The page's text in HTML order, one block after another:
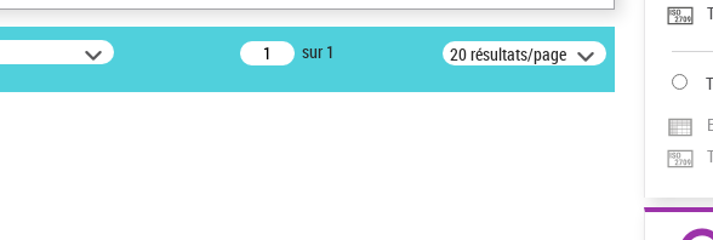
sur 1 20 résultats/page